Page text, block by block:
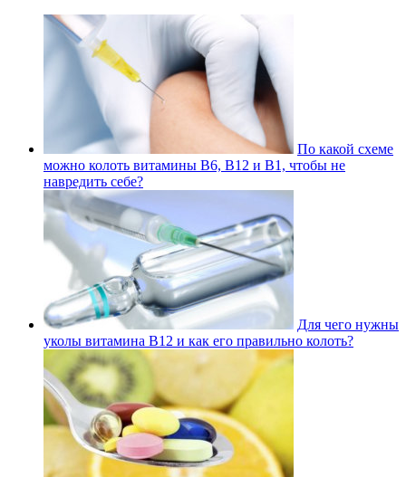
По какой схеме
можно колоть витамины В6, В12 и В1, чтобы не
навредить себе?
Для чего нужны
уколы витамина В12 и как его правильно колоть?